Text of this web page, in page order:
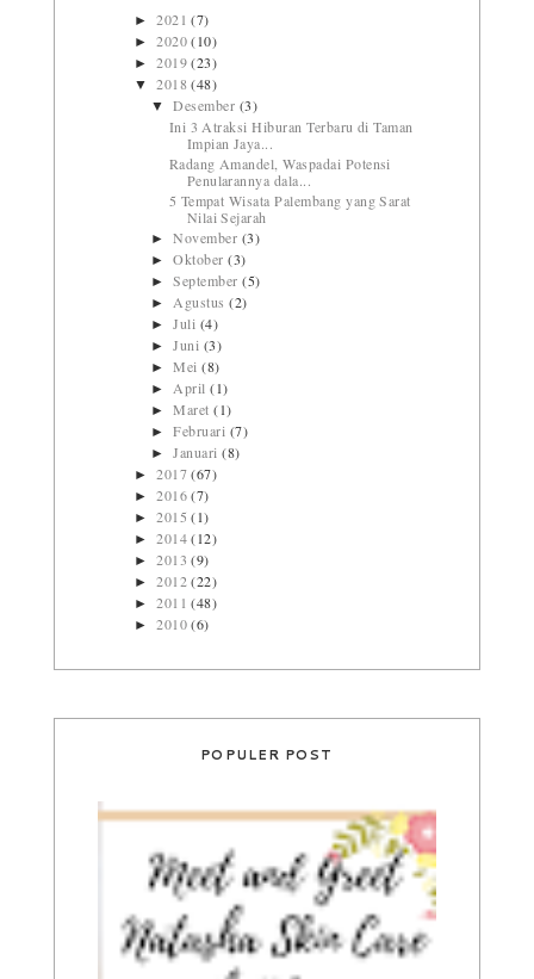
►2021(7)
►2020(10)
►2019(23)
▼2018(48)
▼Desember (3)
Ini 3 Atraksi Hiburan Terbaru di Taman
Impian Jaya...
Radang Amandel, Waspadai Potensi
Penularannya dala...
5 Tempat Wisata Palembang yang Sarat
Nilai Sejarah
►November (3)
►Oktober(3)
►September(5)
►Agustus(2)
►Juli (4)
►Juni (3)
►Mei(8)
►April(1)
►Maret(1)
►Februari (7)
►Januari(8)
►2017(67)
►2016(7)
►2015(1)
►2014(12)
►2013(9)
►2012(22)
►2011(48)
►2010(6)
POPULER POST